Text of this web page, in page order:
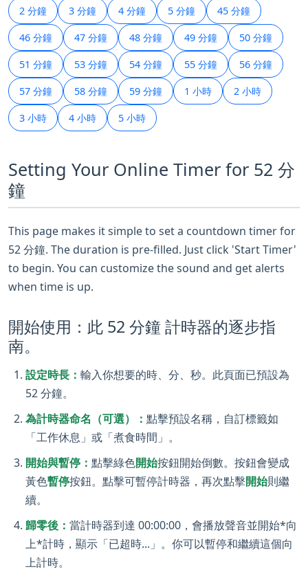
2 分鐘 3 分鐘 4 分鐘 5 分鐘 45 分鐘
46 分鐘 47 分鐘 48 分鐘 49 分鐘 50 分鐘
51 分鐘 53 分鐘 54 分鐘 55 分鐘 56 分鐘
57 分鐘 58 分鐘 59 分鐘 1 小時 2 小時
3 小時 4 小時 5 小時
Setting Your Online Timer for 52 分
鐘
This page makes it simple to set a countdown timer for
52 分鐘. The duration is pre-filled. Just click 'Start Timer'
to begin. You can customize the sound and get alerts
when time is up.
開始使用：此 52 分鐘 計時器的逐步指
南。
設定時長： 輸入你想要的時、分、秒。此頁面已預設為
52 分鐘。
為計時器命名（可選）： 點擊預設名稱，自訂標籤如
「工作休息」或「煮食時間」。
開始與暫停： 點擊綠色開始按鈕開始倒數。按鈕會變成
黃色暫停按鈕。點擊可暫停計時器，再次點擊開始則繼
續。
歸零後： 當計時器到達 00:00:00，會播放聲音並開始*向
上*計時，顯示「已超時...」。你可以暫停和繼續這個向
上計時。